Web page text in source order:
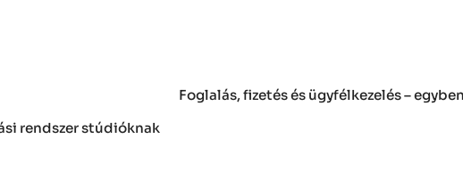
Foglalás, fizetés és ügyfélkezelés – egyben
rendszer stúdióknak